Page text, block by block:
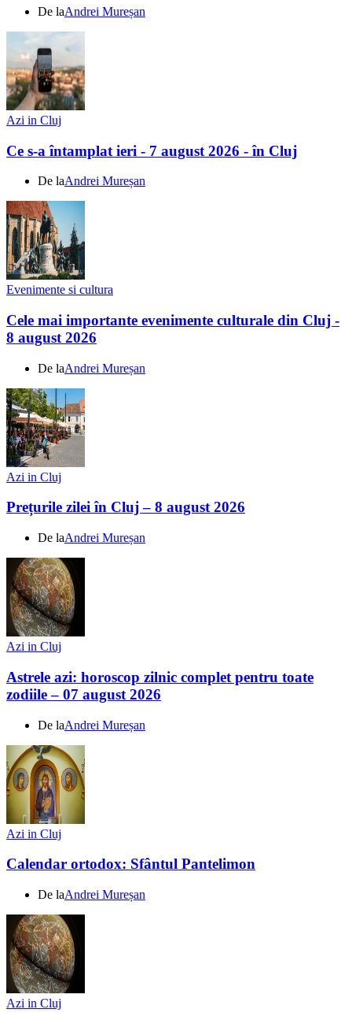
De laAndrei Mureșan
Azi in Cluj
Ce s-a întamplat ieri - 7 august 2026 - în Cluj
De laAndrei Mureșan
Evenimente si cultura
Cele mai importante evenimente culturale din Cluj -
8 august 2026
De laAndrei Mureșan
Azi in Cluj
Prețurile zilei în Cluj – 8 august 2026
De laAndrei Mureșan
Azi in Cluj
Astrele azi: horoscop zilnic complet pentru toate
zodiile – 07 august 2026
De laAndrei Mureșan
Azi in Cluj
Calendar ortodox: Sfântul Pantelimon
De laAndrei Mureșan
Azi in Cluj